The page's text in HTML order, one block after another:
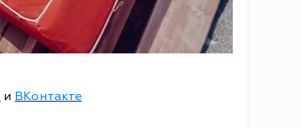
и ВКонтакте